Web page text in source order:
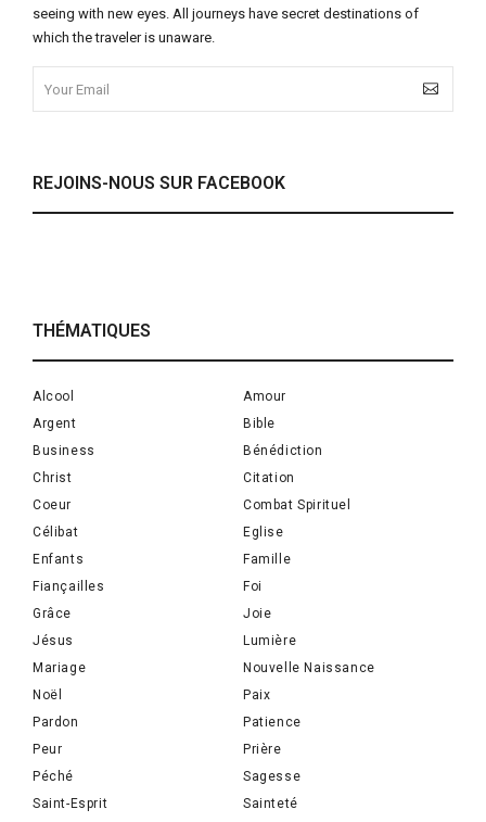
seeing with new eyes. All journeys have secret destinations of
which the traveler is unaware.
REJOINS-NOUS SUR FACEBOOK
THÉMATIQUES
Alcool
Amour
Argent
Bible
Business
Bénédiction
Christ
Citation
Coeur
Combat Spirituel
Célibat
Eglise
Enfants
Famille
Fiançailles
Foi
Grâce
Joie
Jésus
Lumière
Mariage
Nouvelle Naissance
Noël
Paix
Pardon
Patience
Peur
Prière
Péché
Sagesse
Saint-Esprit
Sainteté